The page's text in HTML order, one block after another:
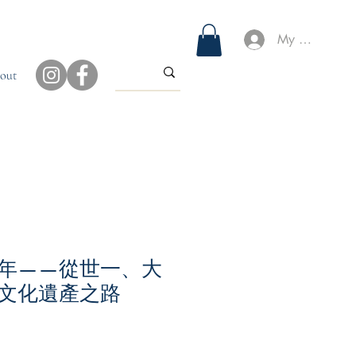
My Account
——從世一、大
化遺產之路